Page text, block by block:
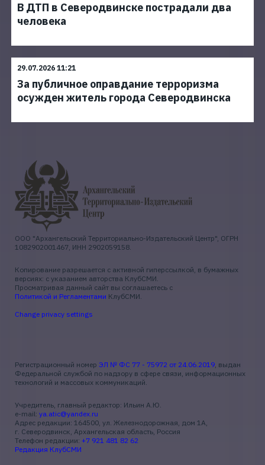
В ДТП в Северодвинске пострадали два
человека
29.07.2026 11:21
За публичное оправдание терроризма
осужден житель города Северодвинска
ООО "Архангельский Территориально-Издательский Центр", ОГРН
1082902001467, ИНН 2902059158.
Копирование разрешается с активной гиперссылкой, в бумажных
версиях: с указанием авторства КлубСМИ.
Просматривая данный сайт вы соглашаетесь с
Политикой и Регламентами КлубСМИ.
Change privacy settings
Регистрационный номер ЭЛ № ФС 77 - 75972 от 24.06.2019, выдан
Федеральной службой по надзору в сфере связи, информационных
технологий и массовых коммуникаций.
Учредитель, главный редактор: Ильин А.Ю.
e-mail: ya.atic@yandex.ru
Адрес редакции: 164500, ул. Железнодорожная, дом 1А,
г. Северодвинск, Архангельская область, Россия
Телефон редакции: +7 921 481 82 62
Редакция КлубСМИ